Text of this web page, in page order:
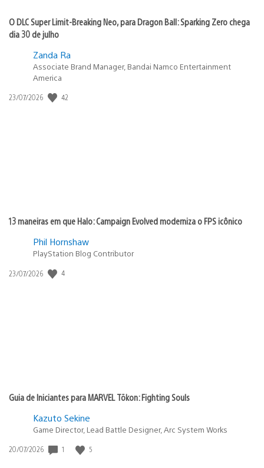
O DLC Super Limit-Breaking Neo, para Dragon Ball: Sparking Zero chega
dia 30 de julho
Zanda Ra
Associate Brand Manager, Bandai Namco Entertainment
America
Data
23/07/2026 42
13 maneiras em que Halo: Campaign Evolved moderniza o FPS icônico
Phil Hornshaw
PlayStation Blog Contributor
Data
23/07/2026 4
Guia de Iniciantes para MARVEL Tōkon: Fighting Souls
Kazuto Sekine
Game Director, Lead Battle Designer, Arc System Works
Data
20/07/2026 1 5